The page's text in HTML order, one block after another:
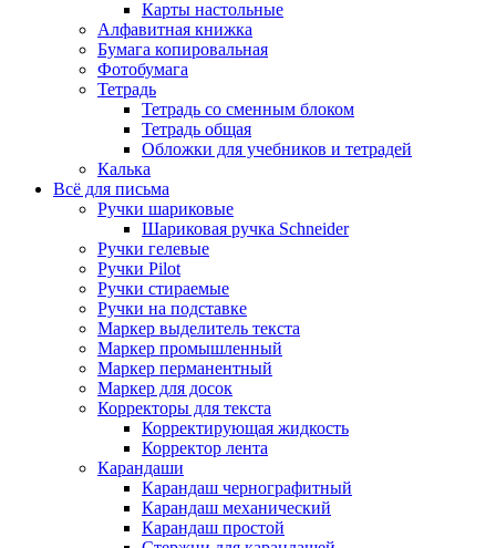
Карты настольные
Алфавитная книжка
Бумага копировальная
Фотобумага
Тетрадь
Тетрадь со сменным блоком
Тетрадь общая
Обложки для учебников и тетрадей
Калька
Всё для письма
Ручки шариковые
Шариковая ручка Schneider
Ручки гелевые
Ручки Pilot
Ручки стираемые
Ручки на подставке
Маркер выделитель текста
Маркер промышленный
Маркер перманентный
Маркер для досок
Корректоры для текста
Корректирующая жидкость
Корректор лента
Карандаши
Карандаш чернографитный
Карандаш механический
Карандаш простой